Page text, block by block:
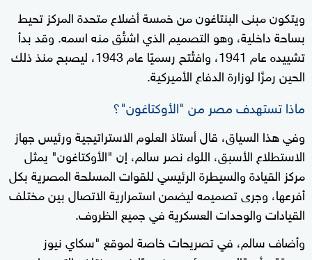
ويتكون مبنى البنتاغون من خمسة أضلاع متحدة المركز تحيط
بساحة داخلية، وهو التصميم الذي اشتُق منه اسمه. وقد بدأ
تشييده عام 1941، وافتُتح رسميًا عام 1943، ليصبح منذ ذلك
الحين رمزًا لوزارة الدفاع الأميركية.
ماذا تستهدف مصر من "الأوكتاغون"؟
وفي هذا السياق، قال أستاذ العلوم الاستراتيجية ورئيس جهاز
الاستطلاع الأسبق، اللواء نصر سالم، إن "الأوكتاغون" يمثل
مركز القيادة والسيطرة الرئيسي للقوات المسلحة المصرية بكل
أفرعها، وجرى تصميمه ليضمن استمرارية الاتصال بين مختلف
القيادات والوحدات العسكرية في جميع الظروف.
وأضاف سالم، في تصريحات خاصة لموقع "سكاي نيوز